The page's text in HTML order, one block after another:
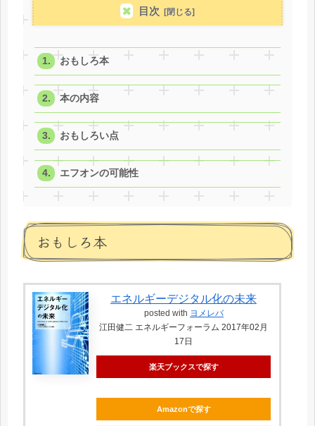
目次
おもしろ本
本の内容
おもしろい点
エフオンの可能性
おもしろ本
エネルギーデジタル化の未来
posted with ヨメレバ
江田健二 エネルギーフォーラム 2017年02月
17日
楽天ブックスで探す
Amazonで探す